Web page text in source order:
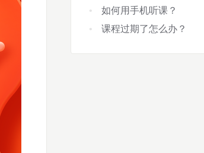
如何用手机听课？
课程过期了怎么办？